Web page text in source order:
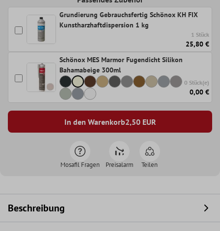
Grundierung Gebrauchsfertig Schönox KH FIX
Kunstharzhaftdispersion 1 kg
1 Stück
25,80 €
Schönox MES Marmor Fugendicht Silikon
Bahamabeige 300ml
0 Stück(e)
0,00 €
In den Warenkorb2,50EUR
Mosafil Fragen Preisalarm Teilen
Beschreibung